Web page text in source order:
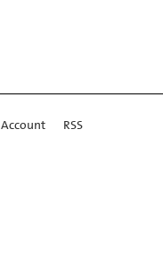
Account RSS